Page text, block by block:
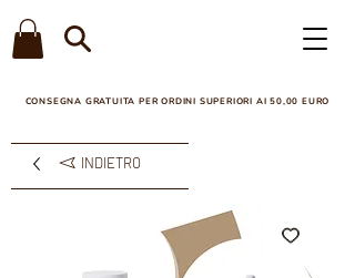
CONSEGNA GRATUITA PER ORDINI SUPERIORI AI 50,00 EURO​
INDIETRO